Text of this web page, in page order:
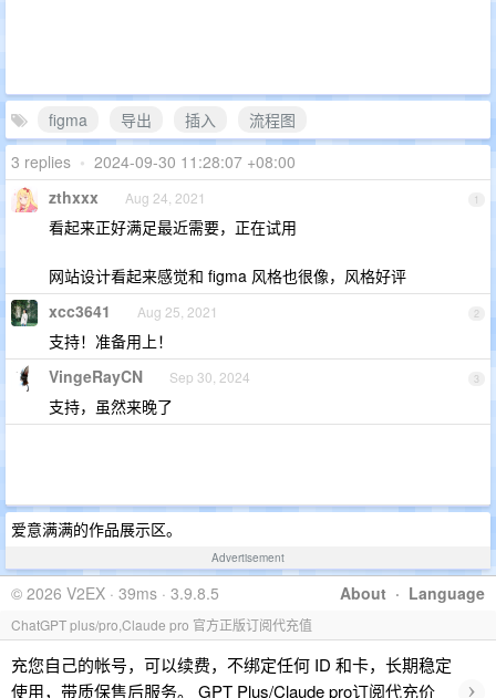
figma 导出 插入
流程图
3 replies • 2024-09-30 11:28:07 +08:00
1
zthxxx Aug 24, 2021
看起来正好满足最近需要，正在试用
网站设计看起来感觉和 figma 风格也很像，风格好评
2
xcc3641 Aug 25, 2021
支持！准备用上！
3
VingeRayCN Sep 30, 2024
支持，虽然来晚了
爱意满满的作品展示区。
Advertisement
About · Language
© 2026 V2EX · 39ms · 3.9.8.5
ChatGPT plus/pro,Claude pro 官方正版订阅代充值
充您自己的帐号，可以续费，不绑定任何 ID 和卡，长期稳定
使用，带质保售后服务。 GPT Plus/Claude pro订阅代充价
›